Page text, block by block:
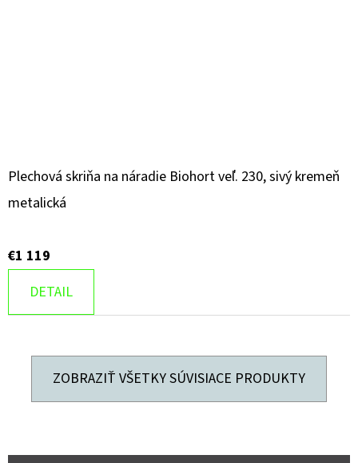
Plechová skriňa na náradie Biohort veľ. 230, sivý kremeň
metalická
€1 119
DETAIL
ZOBRAZIŤ VŠETKY SÚVISIACE PRODUKTY